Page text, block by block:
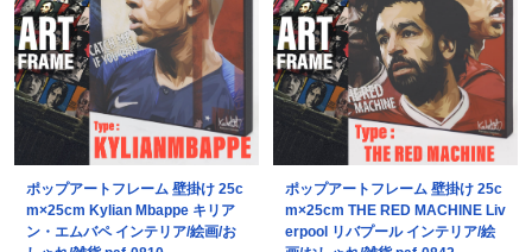
ポップアートフレーム 壁掛け 25c
m×25cm Kylian Mbappe キリア
ン・エムバペ インテリア/絵画/お
ポップアートフレーム 壁掛け 25c
m×25cm THE RED MACHINE Liv
erpool リバプール インテリア/絵